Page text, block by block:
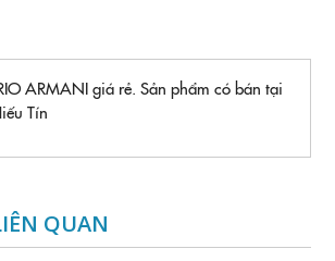
ARMANI giá rẻ. Sản phẩm có bán tại
Tín
QUAN